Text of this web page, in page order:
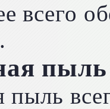
всего
пыль